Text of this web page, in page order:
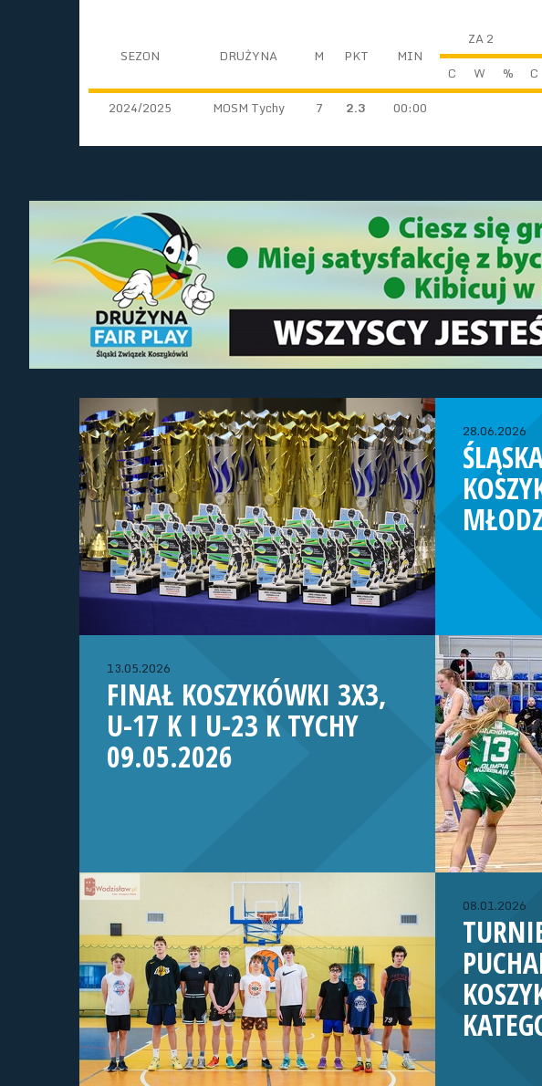
SEZON DRUŻYNA M PKT MIN
ZA 2
C
W % C
2024/2025
MOSM Tychy 7 2.3 00:00
28.06.2026
13.05.2026
FINAŁ KOSZYKÓWKI 3X3,
U-17 K I U-23 K TYCHY
09.05.2026
08.01.2026